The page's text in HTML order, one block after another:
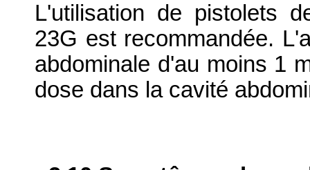
L'utilisation de pistolets
23G est recommandée.
abdominale d'au moins 1
dose dans la cavité